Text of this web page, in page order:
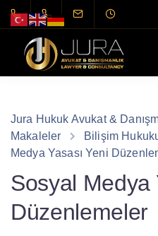
Jura Hukuk Avukat &
Makaleler
Bilişim
Medya Yasası Yeni
Sosyal Medya
Düzenlemeler